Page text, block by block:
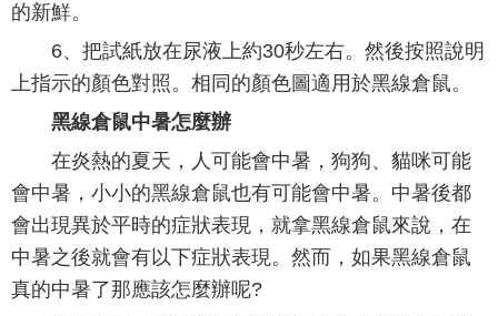
的新鮮。
6、把試紙放在尿液上約30秒左右。然後按照說明
上指示的顏色對照。相同的顏色圖適用於黑線倉鼠。
黑線倉鼠中暑怎麼辦
在炎熱的夏天，人可能會中暑，狗狗、貓咪可能
會中暑，小小的黑線倉鼠也有可能會中暑。中暑後都
會出現異於平時的症狀表現，就拿黑線倉鼠來說，在
中暑之後就會有以下症狀表現。然而，如果黑線倉鼠
真的中暑了那應該怎麼辦呢?